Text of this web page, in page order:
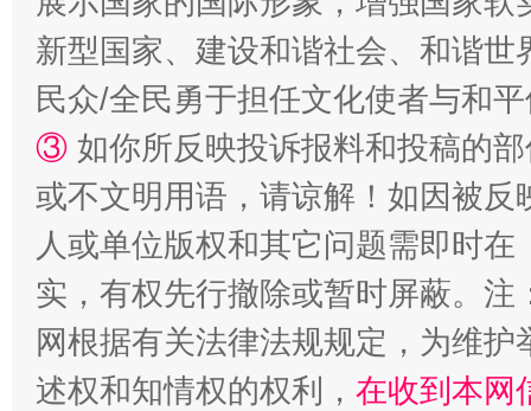
漫山遍野的桃花与雪山、麦地、白藏房 除
招工难、用工荒背后
送
新型国家、建设和谐社会、和谐
民众/全民勇于担任文化使者与和
③ 如你所反映投诉报料和投稿的
或不文明用语，请谅解！如因被
人或单位版权和其它问题需即时在
实，有权先行撤除或暂时屏蔽。
网根据有关法律法规规定，为维
述权和知情权的权利， 在收到本网